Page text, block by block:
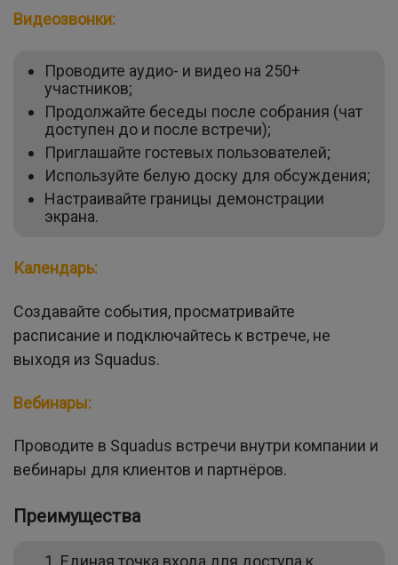
Видеозвонки:
Проводите аудио- и видео на 250+
участников;
Продолжайте беседы после собрания (чат
доступен до и после встречи);
Приглашайте гостевых пользователей;
Используйте белую доску для обсуждения;
Настраивайте границы демонстрации
экрана.
Календарь:
Создавайте события, просматривайте
расписание и подключайтесь к встрече, не
выходя из Squadus.
Вебинары:
Проводите в Squadus встречи внутри компании и
вебинары для клиентов и партнёров.
Преимущества
Единая точка входа для доступа к